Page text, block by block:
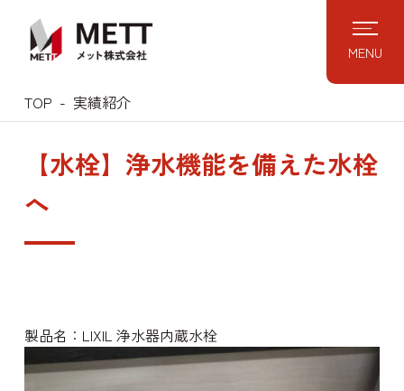
content
MENU
TOP 実績紹介
【水栓】浄水機能を備えた水栓
へ
製品名：LIXIL 浄水器内蔵水栓